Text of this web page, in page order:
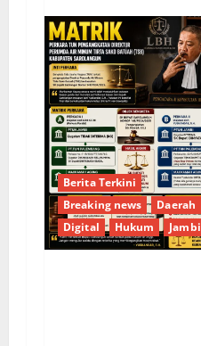
Berita Terkini
Breaking news
Daerah
Digital
Hukum Jambi